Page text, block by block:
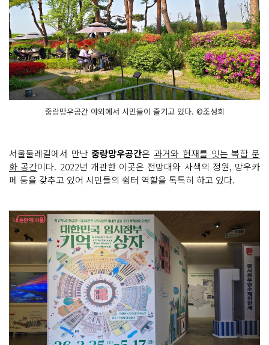
중랑망우공간 야외에서 시민들이 즐기고 있다. ©조성희
서울둘레길에서 만난중랑망우공간은과거와 현재를 잇는 복합 문
화 공간이다. 2022년 개관한 이곳은 전망대와 사색의 정원, 망우카
페 등을 갖추고 있어 시민들의 쉼터 역할을 톡톡히 하고 있다.